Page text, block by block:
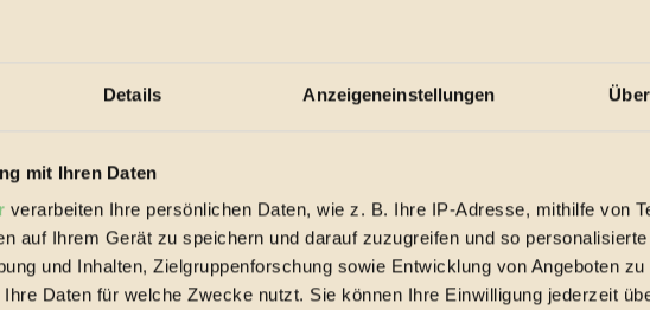
Details Anzeigeneinstellungen
mit Ihren Daten
verarbeiten Ihre persönlichen Daten, wie z. B. Ihre IP-Adresse, mithilfe von
auf Ihrem Gerät zu speichern und darauf zuzugreifen und so
und Inhalten, Zielgruppenforschung sowie Entwicklung von Angeboten
Daten für welche Zwecke nutzt. Sie können Ihre Einwilligung jederzeit
duften beginnen – dies ist für mich der „magic moment“ wenn sich der Duft der
Minuten zugedeckt köcheln lassen